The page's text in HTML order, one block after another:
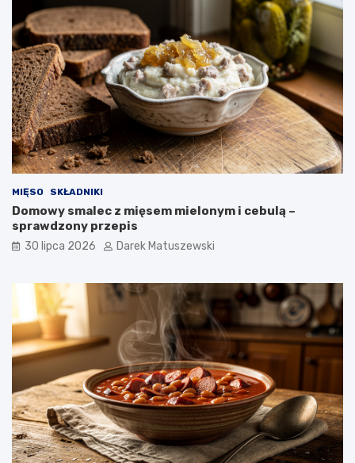
MIĘSO SKŁADNIKI
Domowy smalec z mięsem mielonym i cebulą –
sprawdzony przepis
30 lipca 2026 Darek Matuszewski